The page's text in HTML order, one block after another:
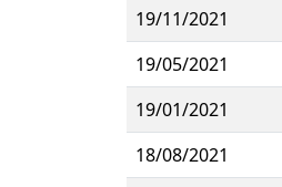
19/11/2021
19/05/2021
19/01/2021
18/08/2021